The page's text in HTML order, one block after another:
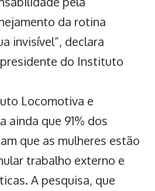
da rotina
invisível”, declara
do Instituto
Locomotiva e
ainda que 91% dos
que as mulheres estão
trabalho externo e
A pesquisa, que